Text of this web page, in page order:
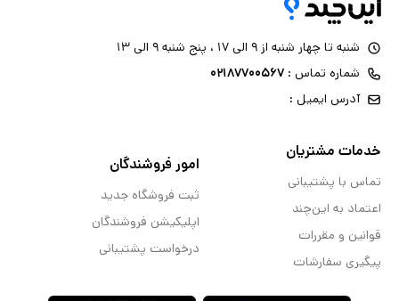
شنبه تا چهار شنبه از ۹ الی ۱۷ ، پنج شنبه ۹ الی ۱۳
شماره تماس : ۰۲۱۸۷۷۰۰۵۶۷
آدرس ایمیل :
خدمات مشتریان
تماس با پشتیبانی
اعتماد به این‌چند
قوانین و مقررات
پیگیری سفارشات
امور فروشندگان
ثبت فروشگاه جدید
اپلیکیشن فروشندگان
درخواست پشتیبانی